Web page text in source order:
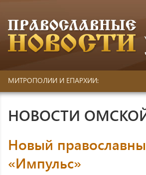
МИТРОПОЛИИ И ЕПАРХИИ:
НОВОСТИ
Новый
«Импульс»